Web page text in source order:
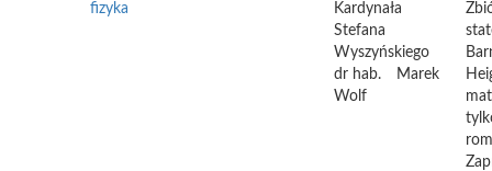
fizyka
Kardynała
Stefana
Wyszyńskiego
dr hab.
Marek
Wolf